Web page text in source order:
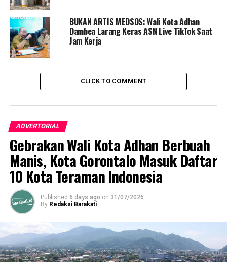
Ajak Sukseskan Pendataan Koperasi dan UMKM Ini
Harapan Bupati Saipul
DON'T MISS
Pemkot Raih UHC Lima Kali Berturut-turut
BUKAN ARTIS MEDSOS: Wali Kota Adhan
Dambea Larang Keras ASN Live TikTok Saat
Jam Kerja
CLICK TO COMMENT
ADVERTORIAL
Gebrakan Wali Kota Adhan Berbuah
Manis, Kota Gorontalo Masuk Daftar
10 Kota Teraman Indonesia
Published 6 days ago on 31/07/2026
By Redaksi Barakati